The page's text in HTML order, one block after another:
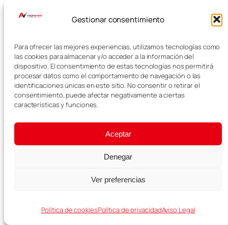
Gestionar consentimiento
Para ofrecer las mejores experiencias, utilizamos tecnologías como
las cookies para almacenar y/o acceder a la información del
dispositivo. El consentimiento de estas tecnologías nos permitirá
procesar datos como el comportamiento de navegación o las
identificaciones únicas en este sitio. No consentir o retirar el
consentimiento, puede afectar negativamente a ciertas
características y funciones.
Aceptar
Denegar
Ver preferencias
Política de cookiesPolítica de privacidadAviso Legal
ofrecen una mezcla muy completa
Más
información:
aquí
Alquiler de cocheaquí
La mejor eSIM para viajar
aquí